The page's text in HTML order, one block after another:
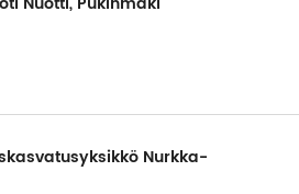
Nurkka-